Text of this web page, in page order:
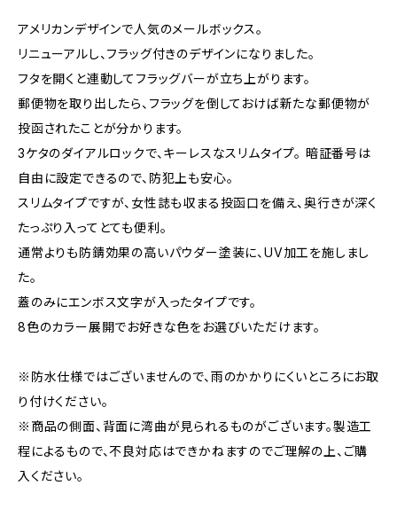
アメリカンデザインで人気のメールボックス。
リニューアルし、フラッグ付きのデザインになりました。
フタを開くと連動してフラッグバーが立ち上がります。
郵便物を取り出したら、フラッグを倒しておけば新たな郵便物が
投函されたことが分かります。
3ケタのダイアルロックで、キーレスなスリムタイプ。 暗証番号は
自由に設定できるので、防犯上も安心。
スリムタイプですが、女性誌も収まる投函口を備え、奥行きが深く
たっぷり入ってとても便利。
通常よりも防錆効果の高いパウダー塗装に、UV加工を施しまし
た。
蓋のみにエンボス文字が入ったタイプです。
8色のカラー展開でお好きな色をお選びいただけます。
※防水仕様ではございませんので、雨のかかりにくいところにお取
り付けください。
※商品の側面、背面に湾曲が見られるものがございます。製造工
程によるもので、不良対応はできかねますのでご理解の上、ご購
入ください。